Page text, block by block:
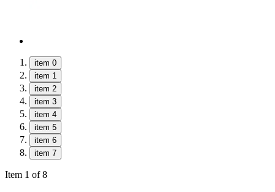
item 0
item 1
item 2
item 3
item 4
item 5
item 6
item 7
Item 1 of 8